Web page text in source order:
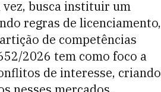
vez, busca instituir um
regras de licenciamento,
de competências
2026 tem como foco a
de interesse, criando